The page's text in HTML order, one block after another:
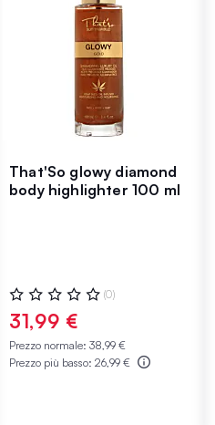
That'So glowy diamond
body highlighter 100 ml
Valutazione:
0%
(0)
31,99 €
Prezzo normale: 38,99 €
Prezzo più basso: 26,99 €